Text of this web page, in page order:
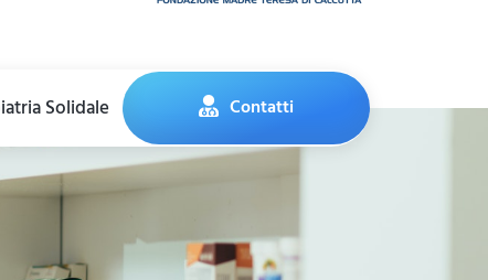
Solidale Contatti